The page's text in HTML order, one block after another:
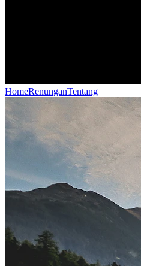
HomeRenunganTentang